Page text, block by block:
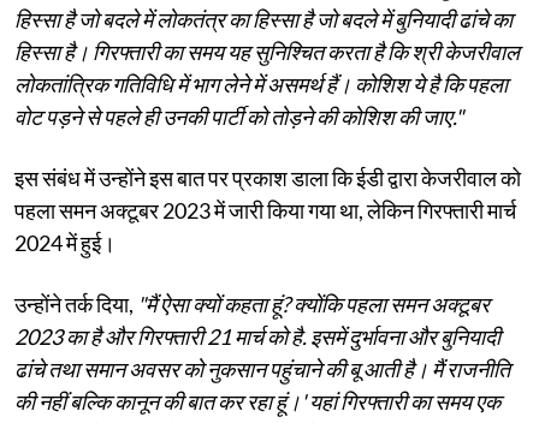
हिस्सा है जो बदले में लोकतंत्र का हिस्सा है जो बदले में बुनियादी ढांचे का
हिस्सा है। गिरफ्तारी का समय यह सुनिश्चित करता है कि श्री केजरीवाल
लोकतांत्रिक गतिविधि में भाग लेने में असमर्थ हैं। कोशिश ये है कि पहला
वोट पड़ने से पहले ही उनकी पार्टी को तोड़ने की कोशिश की जाए."
इस संबंध में उन्होंने इस बात पर प्रकाश डाला कि ईडी द्वारा केजरीवाल को
पहला समन अक्टूबर 2023 में जारी किया गया था, लेकिन गिरफ्तारी मार्च
2024 में हुई।
उन्होंने तर्क दिया, "मैं ऐसा क्यों कहता हूं? क्योंकि पहला समन अक्टूबर
2023 का है और गिरफ्तारी 21 मार्च को है. इसमें दुर्भावना और बुनियादी
ढांचे तथा समान अवसर को नुकसान पहुंचाने की बू आती है। मैं राजनीति
की नहीं बल्कि कानून की बात कर रहा हूं।' यहां गिरफ्तारी का समय एक